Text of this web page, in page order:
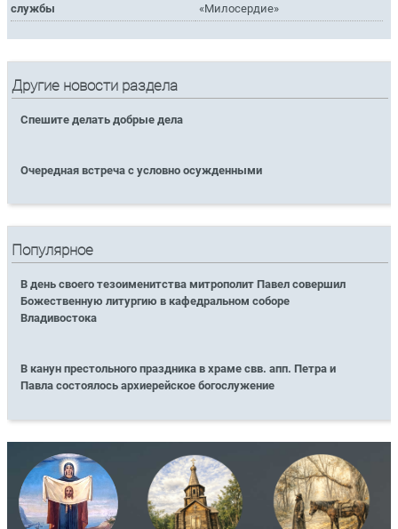
службы
«Милосердие»
Другие новости раздела
Спешите делать добрые дела
Очередная встреча с условно осужденными
Популярное
В день своего тезоименитства митрополит Павел совершил
Божественную литургию в кафедральном соборе
Владивостока
В канун престольного праздника в храме свв. апп. Петра и
Павла состоялось архиерейское богослужение